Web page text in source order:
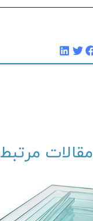
مقالات مرتبط